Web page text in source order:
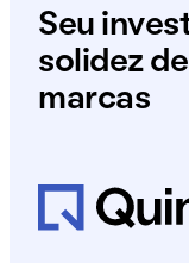
Seu
solidez
marcas